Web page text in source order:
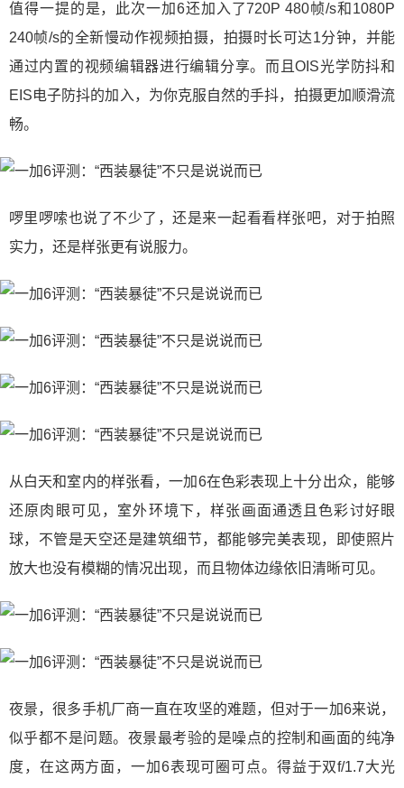
值得一提的是，此次一加6还加入了720P 480帧/s和1080P
240帧/s的全新慢动作视频拍摄，拍摄时长可达1分钟，并能
通过内置的视频编辑器进行编辑分享。而且OIS光学防抖和
EIS电子防抖的加入，为你克服自然的手抖，拍摄更加顺滑流
畅。
啰里啰嗦也说了不少了，还是来一起看看样张吧，对于拍照
实力，还是样张更有说服力。
从白天和室内的样张看，一加6在色彩表现上十分出众，能够
还原肉眼可见，室外环境下，样张画面通透且色彩讨好眼
球，不管是天空还是建筑细节，都能够完美表现，即使照片
放大也没有模糊的情况出现，而且物体边缘依旧清晰可见。
夜景，很多手机厂商一直在攻坚的难题，但对于一加6来说，
似乎都不是问题。夜景最考验的是噪点的控制和画面的纯净
度，在这两方面，一加6表现可圈可点。得益于双f/1.7大光